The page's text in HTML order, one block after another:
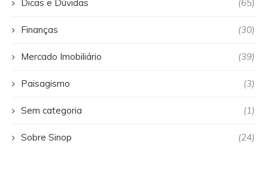
Dicas e Dúvidas (65)
Finanças (30)
Mercado Imobiliário (39)
Paisagismo (3)
Sem categoria (1)
Sobre Sinop (24)